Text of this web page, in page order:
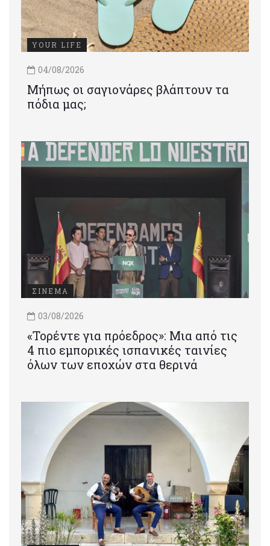
YOUR LIFE
04/08/2026
Μήπως οι σαγιονάρες βλάπτουν τα
πόδια μας;
ΣΙΝΕΜΑ
03/08/2026
«Τορέντε για πρόεδρος»: Mια από τις
4 πιο εμπορικές ισπανικές ταινίες
όλων των εποχών στα θερινά